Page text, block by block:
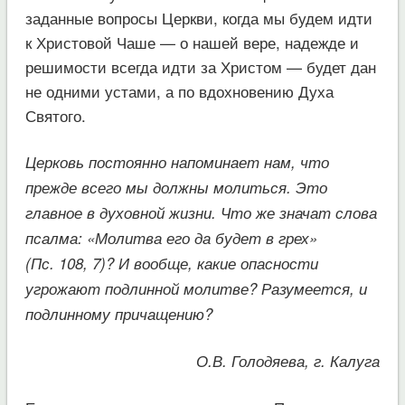
заданные вопросы Церкви, когда мы будем идти
к Христовой Чаше — о нашей вере, надежде и
решимости всегда идти за Христом — будет дан
не одними устами, а по вдохновению Духа
Святого.
Церковь постоянно напоминает нам, что
прежде всего мы должны молиться. Это
главное в духовной жизни. Что же значат слова
псалма: «Молитва его да будет в грех»
(Пс. 108, 7)? И вообще, какие опасности
угрожают подлинной молитве? Разумеется, и
подлинному причащению?
О.В. Голодяева, г. Калуга